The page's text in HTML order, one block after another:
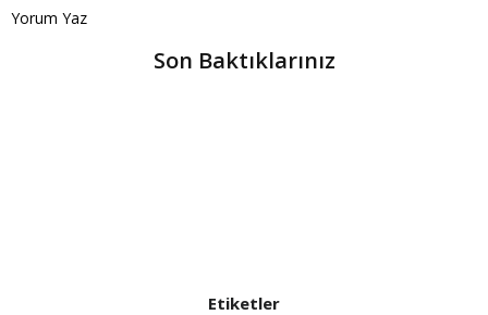
Yorum Yaz
Son Baktıklarınız
Etiketler